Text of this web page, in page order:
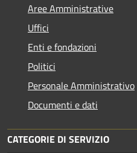
Aree Amministrative
Uffici
Enti e fondazioni
Politici
Personale Amministrativo
Documenti e dati
CATEGORIE DI SERVIZIO